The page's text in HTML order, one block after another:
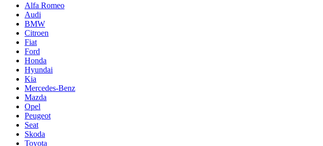
Alfa Romeo
Audi
BMW
Citroen
Fiat
Ford
Honda
Hyundai
Kia
Mercedes-Benz
Mazda
Opel
Peugeot
Seat
Skoda
Toyota